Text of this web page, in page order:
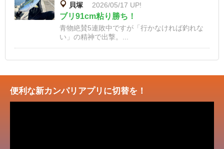
貝塚 2026/05/17 UP!
ブリ91cm粘り勝ち！
青物絶賛5連敗中ですが「行かなければ釣れな
い」の精神で出撃。...
便利な新カンパリアプリに切替を！